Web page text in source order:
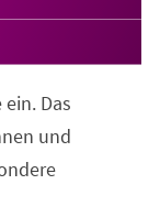
Das
und